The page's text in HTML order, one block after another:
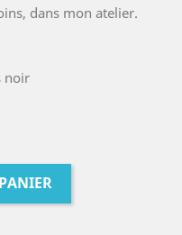
dans mon atelier.
noir